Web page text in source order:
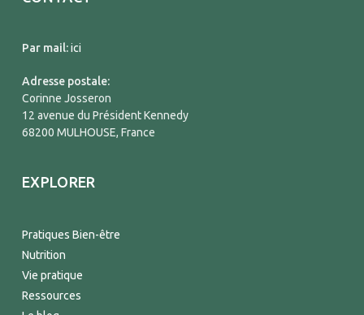
Par mail:ici
Adresse postale:
Corinne Josseron
12 avenue du Président Kennedy
68200 MULHOUSE, France
EXPLORER
Pratiques Bien-être
Nutrition
Vie pratique
Ressources